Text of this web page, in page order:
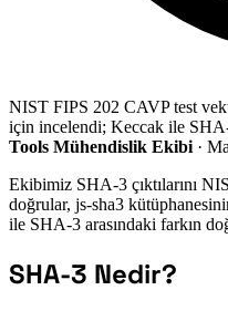
NIST FIPS 202 CAVP test
için incelendi; Keccak ile
Tools Mühendislik Ekibi ·
Ekibimiz SHA-3 çıktılarını
doğrular, js-sha3
ile SHA-3 arasındaki farkın
SHA-3 Nedir?